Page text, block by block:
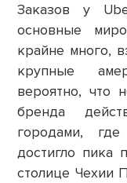
Заказов у
основные
крайне много,
крупные
вероятно, что
бренда
городами,
достигло пика
столице Чехии